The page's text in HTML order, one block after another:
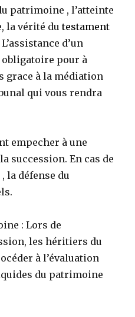
patrimoine , l’atteinte
la vérité dutestament
d’un
obligatoire pour à
grace à la médiation
qui vous rendra
empecher à une
succession. En cas de
la défense du
: Lors de
les héritiers du
à l’évaluation
du patrimoine